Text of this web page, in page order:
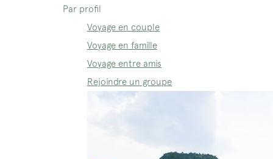
Par profil
Voyage en couple
Voyage en famille
Voyage entre amis
Rejoindre un groupe